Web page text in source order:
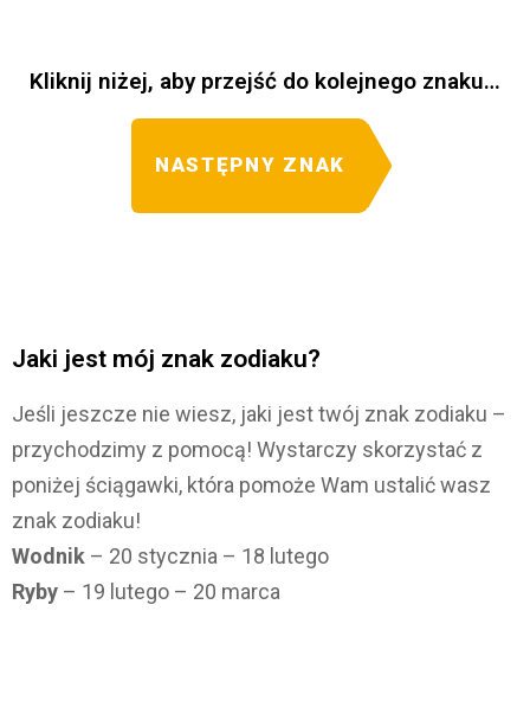
Kliknij niżej, aby przejść do kolejnego znaku…
NASTĘPNY ZNAK
Jaki jest mój znak zodiaku?
Jeśli jeszcze nie wiesz, jaki jest twój znak zodiaku –
przychodzimy z pomocą! Wystarczy skorzystać z
poniżej ściągawki, która pomoże Wam ustalić wasz
znak zodiaku!
Wodnik – 20 stycznia – 18 lutego
Ryby – 19 lutego – 20 marca